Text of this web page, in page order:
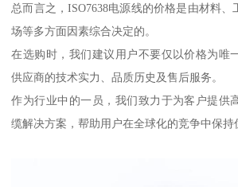
总而言之，ISO7638电源线的价格是由材料
场等多方面因素综合决定的。
在选购时，我们建议用户不要仅以价格为唯
供应商的技术实力、品质历史及售后服务。
作为行业中的一员，我们致力于为客户提供
缆解决方案，帮助用户在全球化的竞争中保持